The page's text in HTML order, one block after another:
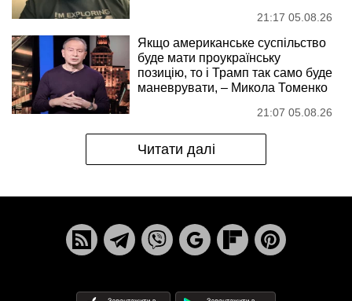
21:17 05.08.26
Якщо американське суспільство
буде мати проукраїнську
позицію, то і Трамп так само буде
маневрувати, – Микола Томенко
21:07 05.08.26
Читати далі